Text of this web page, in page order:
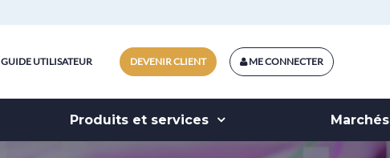
ME CONNECTER
DEVENIR CLIENT
GUIDE UTILISATEUR
Produits et services Marchés